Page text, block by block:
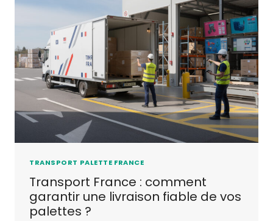
TRANSPORT PALETTE FRANCE
Transport France : comment
garantir une livraison fiable de vos
palettes ?